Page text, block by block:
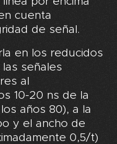
cuenta
de señal.
en los reducidos
señales
al
10-20 ns de la
años 80), a la
y el ancho de
0,5/t)